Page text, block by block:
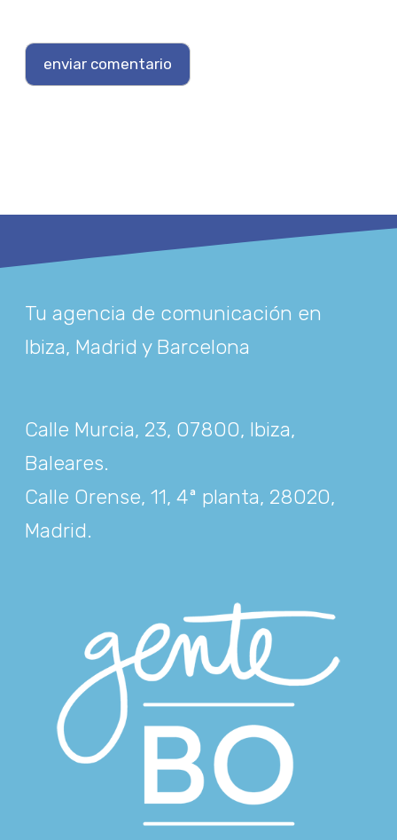
Tu agencia de comunicación en
Ibiza, Madrid y Barcelona
Calle Murcia, 23, 07800, Ibiza,
Baleares.
Calle Orense, 11, 4ª planta, 28020,
Madrid.